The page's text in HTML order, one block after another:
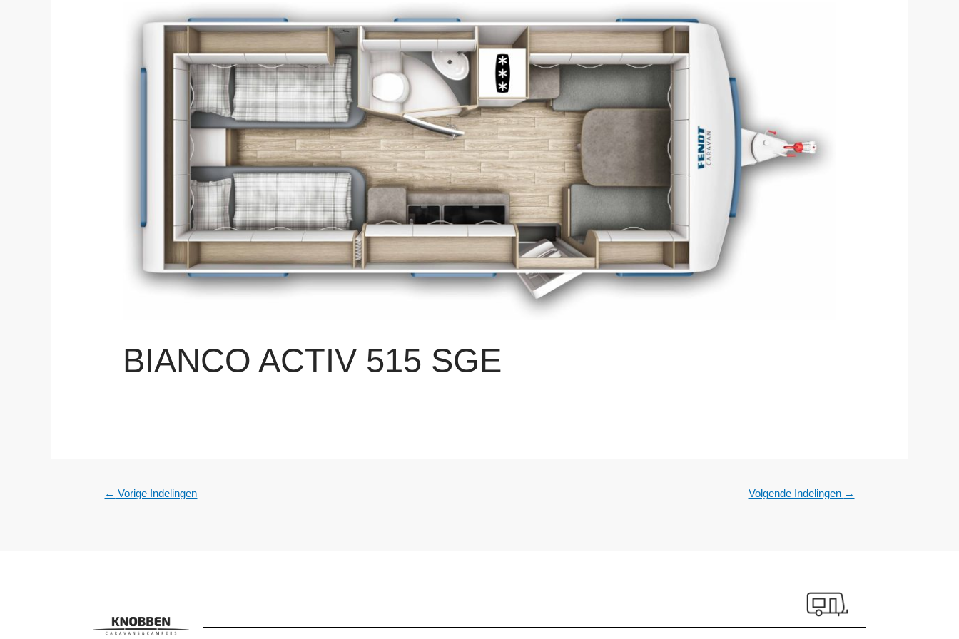
BIANCO ACTIV 515 SGE
← Vorige Indelingen Volgende Indelingen →